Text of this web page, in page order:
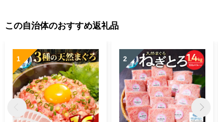
この自治体のおすすめ返礼品
1 2